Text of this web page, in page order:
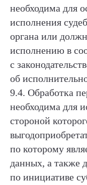
необходима для
исполнения
органа или
исполнению в
с
об
9.4. Обработка
необходима для
стороной
по которому
данных, а также
по инициативе